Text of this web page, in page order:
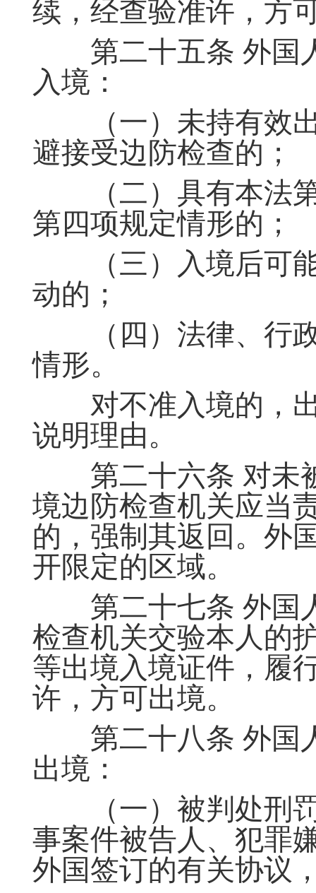
续，经查验准许，方
第二十五条 外国
入境：
（一）未持有效出
避接受边防检查的；
（二）具有本法第
第四项规定情形的；
（三）入境后可能
动的；
（四）法律、行政
情形。
对不准入境的，出
说明理由。
第二十六条 对未
境边防检查机关应当
的，强制其返回。外
开限定的区域。
第二十七条 外国
检查机关交验本人的
等出境入境证件，履
许，方可出境。
第二十八条 外国
出境：
（一）被判处刑罚
事案件被告人、犯罪
外国签订的有关协议